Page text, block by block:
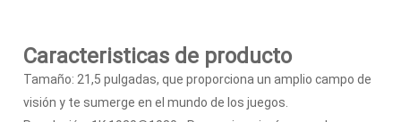
Caracteristicas de producto
Tamaño: 21,5 pulgadas, que proporciona un amplio campo de
visión y te sumerge en el mundo de los juegos.